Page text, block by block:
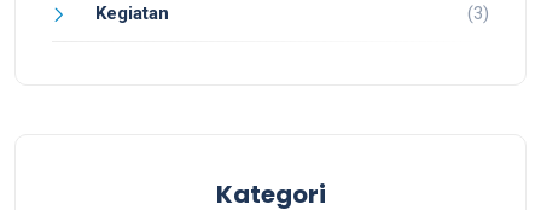
Kegiatan (3)
Kategori